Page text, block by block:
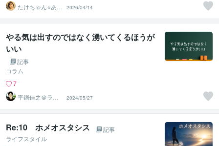
たけちゃん⭐あな
たの魅力を見つ
ける対話人
2026/04/14
やる気は出すのではなく湧いてくるほうが
いい
記事
コラム
7
平鍋佳之＠ライ
フコーチング
2024/05/27
Re:10 ホメオスタシス
記事
ライフスタイル